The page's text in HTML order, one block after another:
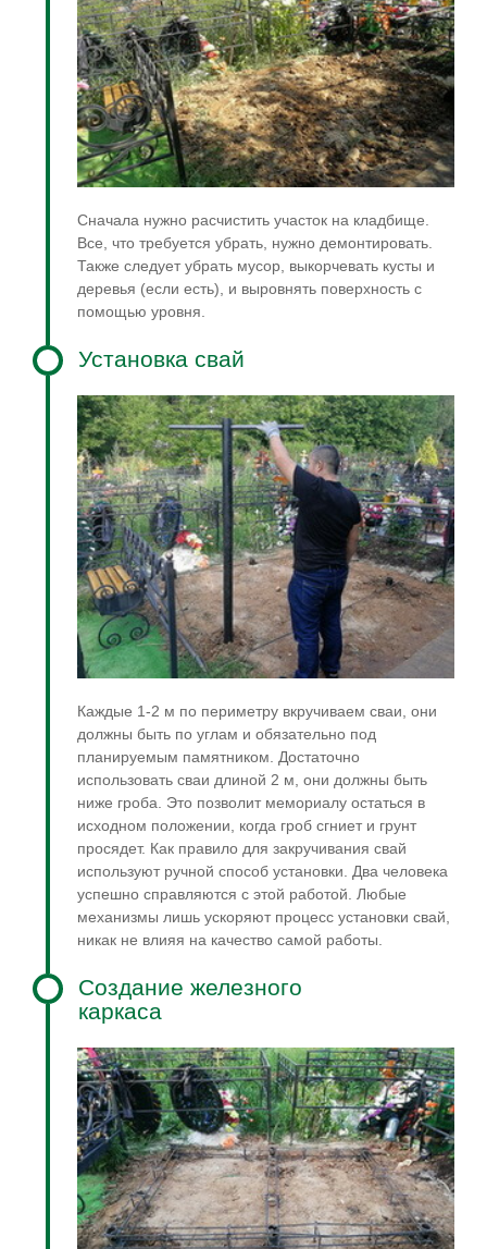
Сначала нужно расчистить участок на кладбище.
Все, что требуется убрать, нужно демонтировать.
Также следует убрать мусор, выкорчевать кусты и
деревья (если есть), и выровнять поверхность с
помощью уровня.
Установка свай
Каждые 1-2 м по периметру вкручиваем сваи, они
должны быть по углам и обязательно под
планируемым памятником. Достаточно
использовать сваи длиной 2 м, они должны быть
ниже гроба. Это позволит мемориалу остаться в
исходном положении, когда гроб сгниет и грунт
просядет. Как правило для закручивания свай
используют ручной способ установки. Два человека
успешно справляются с этой работой. Любые
механизмы лишь ускоряют процесс установки свай,
никак не влияя на качество самой работы.
Создание железного
каркаса